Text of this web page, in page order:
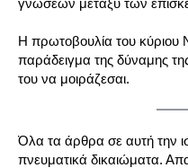
Η πρωτοβουλία του κύριου
παράδειγμα της δύναμης
του να μοιράζεσαι.
Όλα τα άρθρα σε αυτή την
πνευματικά δικαιώματα.